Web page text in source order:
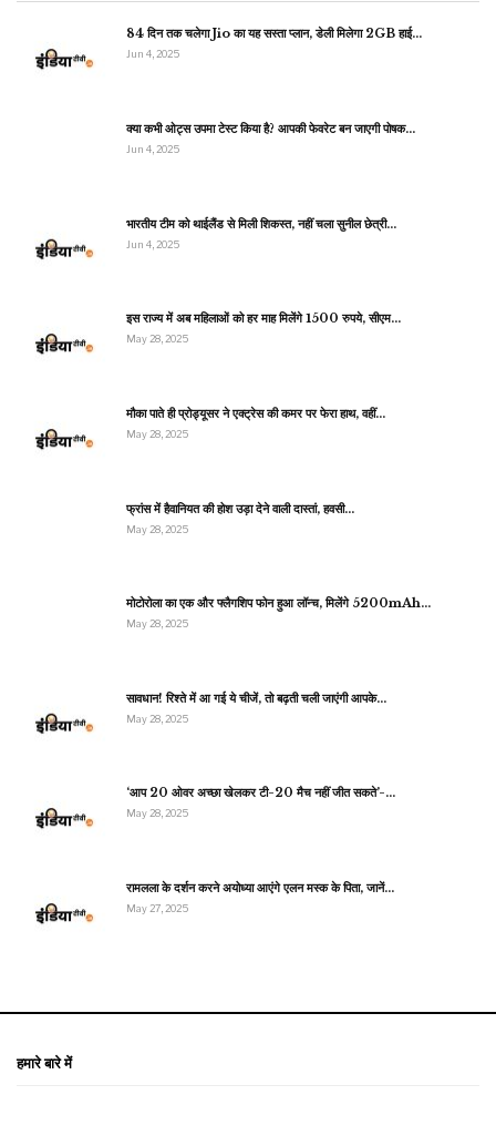
84 दिन तक चलेगा Jio का यह सस्ता प्लान, डेली मिलेगा 2GB हाई…
Jun 4, 2025
क्या कभी ओट्स उपमा टेस्ट किया है? आपकी फेवरेट बन जाएगी पोषक…
Jun 4, 2025
भारतीय टीम को थाईलैंड से मिली शिकस्त, नहीं चला सुनील छेत्री…
Jun 4, 2025
इस राज्य में अब महिलाओं को हर माह मिलेंगे 1500 रुपये, सीएम…
May 28, 2025
मौका पाते ही प्रोड्यूसर ने एक्ट्रेस की कमर पर फेरा हाथ, वहीं…
May 28, 2025
फ्रांस में हैवानियत की होश उड़ा देने वाली दास्तां, हवसी…
May 28, 2025
मोटोरोला का एक और फ्लैगशिप फोन हुआ लॉन्च, मिलेंगे 5200mAh…
May 28, 2025
सावधान! रिश्ते में आ गई ये चीजें, तो बढ़ती चली जाएंगी आपके…
May 28, 2025
‘आप 20 ओवर अच्छा खेलकर टी-20 मैच नहीं जीत सकते’-…
May 28, 2025
रामलला के दर्शन करने अयोध्या आएंगे एलन मस्क के पिता, जानें…
May 27, 2025
हमारे बारे में